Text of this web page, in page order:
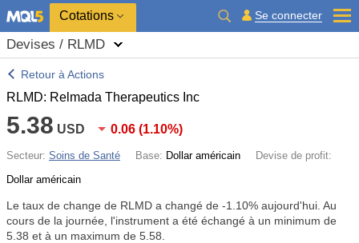
Cotations Se connecter
Devises / RLMD
Retour à Actions
RLMD: Relmada Therapeutics Inc
5.38 USD 0.06 (1.10%)
Secteur: Soins de Santé Base: Dollar américain
Devise de profit:
Dollar américain
Le taux de change de RLMD a changé de -1.10% aujourd'hui. Au
cours de la journée, l'instrument a été échangé à un minimum de
5.38 et à un maximum de 5.58.